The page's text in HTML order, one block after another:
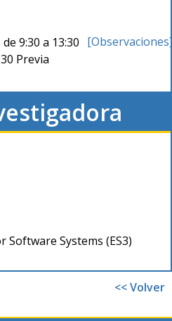
9:30 a 13:30
Previa
[Observaciones]
Software Systems (ES3)
<< Volver